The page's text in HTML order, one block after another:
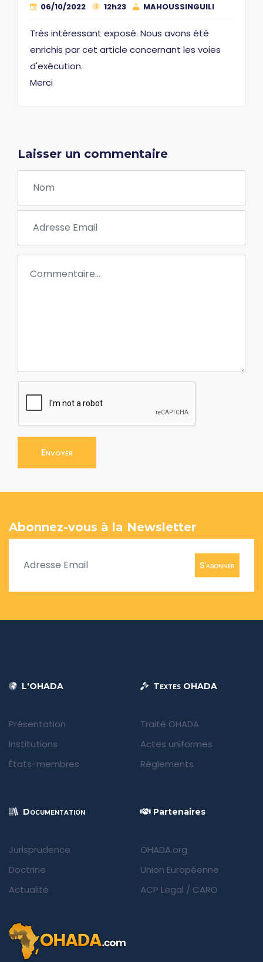
06/10/2022 12h23 MAHOUSSINGUILI
Très intéressant exposé. Nous avons été
enrichis par cet article concernant les voies
d'exécution.
Merci
Laisser un commentaire
Envoyer
Abonnez-vous à la Newsletter
S'abonner
L'OHADA
Présentation
Institutions
États-membres
Textes OHADA
Traité OHADA
Actes uniformes
Règlements
Documentation
Jurisprudence
Doctrine
Actualité
Partenaires
OHADA.org
Union Européenne
ACP Legal / CARO